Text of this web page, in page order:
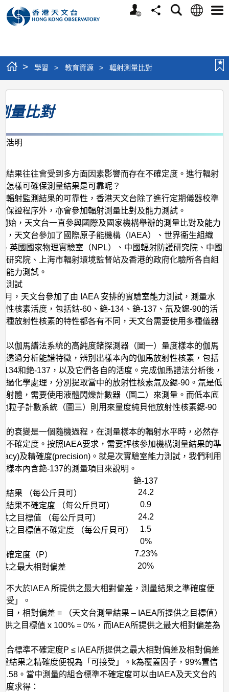
個
分
搜
語
選
> 學習 > 教育資源 > 輻射測量比對
輻
射
量
對
量比對
浩明
結果往往會受到多方面因素影響而存在不確定度。進行輻射
怎樣可確保測量結果是可靠呢？
輻射監測結果的可靠性，香港天文台除了進行定期儀器校準
保證程序外，亦會參加輻射測量比對及能力測試。
始，天文台一直參與國際及國家機構舉辦的測量比對及能力
，天文台參加了國際原子能機構（IAEA）、世界衞生組織
英國國家物理實驗室（NPL）、中國輻射防護研究院、中國
研究院、上海市輻射環境監督站及香港的政府化驗所各自組
能力測試。
測試
月，天文台參加了由 IAEA 安排的實驗室能力測試，測量水
性核素活度，包括鈷-60、銫-134、銫-137、氚及鍶-90的活
種放射性核素的特性都各有不同，天文台需要使用多種儀器
以伽馬譜法系統的高純度鍺探測器（圖一）量度樣本的伽馬
透過分析能譜特徵，辨別出樣本內的伽馬放射性核素，包括
134和銫-137，以及它們各自的活度。完成伽馬譜法分析後，
過化學處理，分別提取當中的放射性核素氚及鍶-90。氚是低
射體，需要使用液體閃爍計數器（圖二）來測量。而低本底
粒子計數系統（圖三）則用來量度純貝他放射性核素鍶-90
的衰變是一個隨機過程，在測量樣本的輻射水平時，必然存
不確定度。按照IAEA要求，需要評核參加機構測量結果的準
及精確度(precision)。就是次實驗室能力測試，我們利用
樣本內含銫-137的測量項目來說明。
銫-137
結果 （每公斤貝可）
24.2
結果不確定度 （每公斤貝可）
0.9
之目標值 （每公斤貝可）
24.2
之目標值不確定度 （每公斤貝可）
1.5
0%
確定度（P）
7.23%
之最大相對偏差
20%
不大於IAEA 所提供之最大相對偏差，測量結果之準確度便
受」。
目，相對偏差 = （天文台測量結果 – IAEA所提供之目標值）
供之目標值 x 100% = 0%，而IAEA所提供之最大相對偏差為
合標準不確定度P ≤ IAEA所提供之最大相對偏差及相對偏差
結果之精確度便視為「可接受」。k為覆蓋因子，99%置信
。當中測量的組合標準不確定度可以由IAEA及天文台的
度求得：